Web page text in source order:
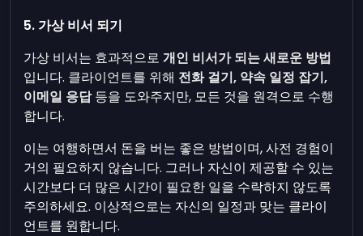
5. 가상 비서 되기
가상 비서는 효과적으로개인 비서가 되는 새로운 방법
입니다. 클라이언트를 위해 전화 걸기, 약속 일정 잡기,
이메일 응답등을 도와주지만, 모든 것을 원격으로 수행
합니다.
이는 여행하면서 돈을 버는 좋은 방법이며, 사전 경험이
거의 필요하지 않습니다. 그러나 자신이 제공할 수 있는
시간보다 더 많은 시간이 필요한 일을 수락하지 않도록
주의하세요. 이상적으로는 자신의 일정과 맞는 클라이
언트를 원합니다.